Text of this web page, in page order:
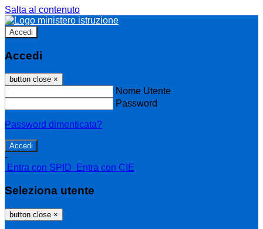
Salta al contenuto
Accedi
Accedi
button close ×
Nome Utente
Password
Password dimenticata?
-
Entra con SPID
Entra con CIE
Seleziona utente
button close ×